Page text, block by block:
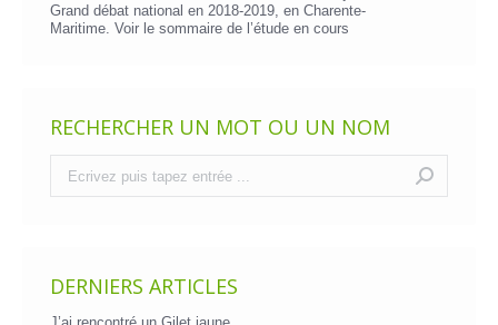
Grand débat national en 2018-2019, en Charente-
Maritime. Voir le sommaire de l’étude en cours
RECHERCHER UN MOT OU UN NOM
DERNIERS ARTICLES